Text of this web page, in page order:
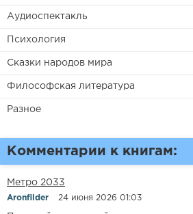
Аудиоспектакль
Психология
Сказки народов мира
Философская литература
Разное
Комментарии к книгам:
Метро 2033
Aronfilder 24 июня 2026 01:03